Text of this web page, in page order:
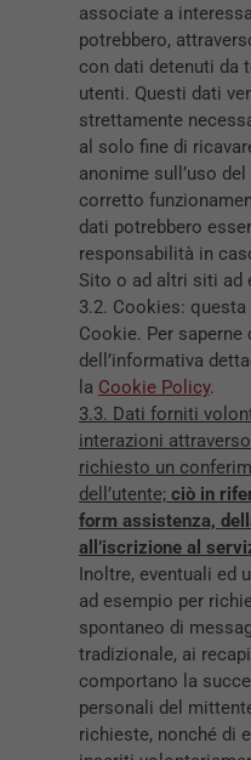
associate a
potrebbero,
con dati detenuti da
utenti. Questi dati
strettamente
al solo fine di
anonime sull’uso
corretto
dati potrebbero
responsabilità in
Sito o ad altri siti ad
3.2. Cookies:
Cookie. Per saperne
dell’informativa
la Cookie Policy.
3.3. Dati forniti
interazioni
richiesto un
dell’utente; ciò in
form assistenza,
all’iscrizione al
Inoltre, eventuali ed
ad esempio per
spontaneo di
tradizionale, ai
comportano la
personali del
richieste, nonché di